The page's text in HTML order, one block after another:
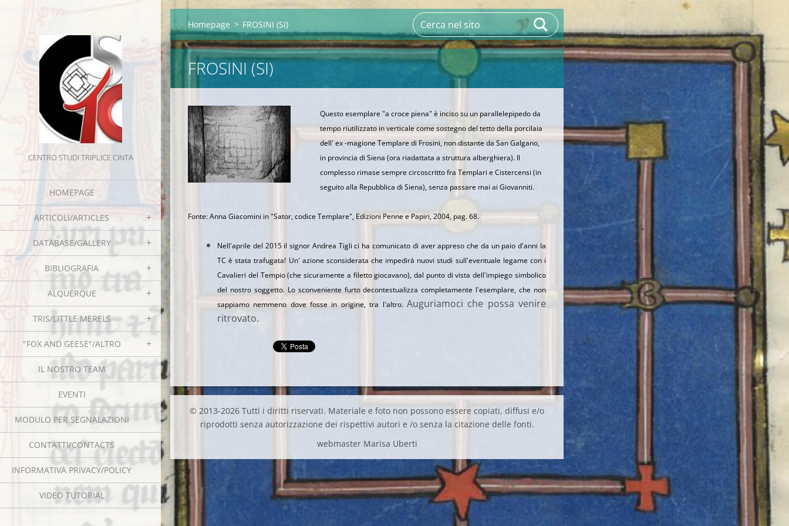
CENTRO STUDI TRIPLICE CINTA
HOMEPAGE
ARTICOLI/ARTICLES
DATABASE/GALLERY
BIBLIOGRAFIA
ALQUERQUE
TRIS/LITTLE MERELS
"FOX AND GEESE"/ALTRO
IL NOSTRO TEAM
EVENTI
MODULO PER SEGNALAZIONI
CONTATTI/CONTACTS
INFORMATIVA PRIVACY/POLICY
VIDEO TUTORIAL
Homepage > FROSINI (SI)
FROSINI (SI)
Questo esemplare "a croce piena" è inciso su un parallelepipedo da
tempo riutilizzato in verticale come sostegno del tetto della porcilaia
dell' ex -magione Templare di Frosini, non distante da San Galgano,
in provincia di Siena (ora riadattata a struttura alberghiera). Il
complesso rimase sempre circoscritto fra Templari e Cistercensi (in
seguito alla Repubblica di Siena), senza passare mai ai Giovanniti.
Fonte: Anna Giacomini in "Sator, codice Templare", Edizioni Penne e Papiri, 2004, pag. 68.
Nell'aprile del 2015 il signor Andrea Tigli ci ha comunicato di aver appreso che da un paio d'anni la
TC è stata trafugata! Un' azione sconsiderata che impedirà nuovi studi sull'eventuale legame con i
Cavalieri del Tempio (che sicuramente a filetto giocavano), dal punto di vista dell'impiego simbolico
del nostro soggetto. Lo sconveniente furto decontestualizza completamente l'esemplare, che non
sappiamo nemmeno dove fosse in origine, tra l'altro. Auguriamoci che possa venire
ritrovato.
© 2013-2026 Tutti i diritti riservati. Materiale e foto non possono essere copiati, diffusi e/o
riprodotti senza autorizzazione dei rispettivi autori e /o senza la citazione delle fonti.
webmaster Marisa Uberti